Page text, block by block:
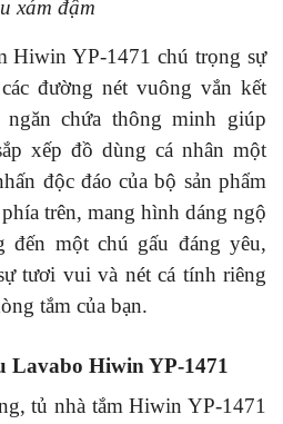
xám đậm
Hiwin YP-1471 chú trọng sự
đường nét vuông vắn kết
chứa thông minh giúp
xếp đồ dùng cá nhân một
độc đáo của bộ sản phẩm
trên, mang hình dáng ngộ
đến một chú gấu đáng yêu,
tươi vui và nét cá tính riêng
tắm của bạn.
Lavabo Hiwin YP-1471
tủ nhà tắm Hiwin YP-1471